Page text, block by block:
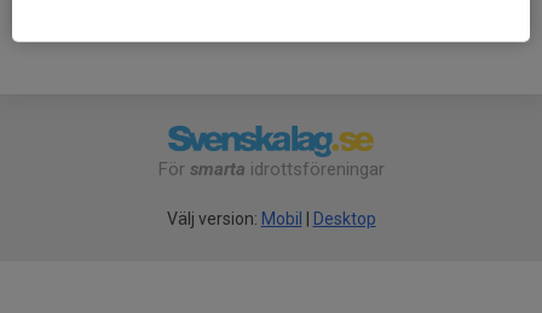
För smarta idrottsföreningar
Välj version: Mobil Desktop